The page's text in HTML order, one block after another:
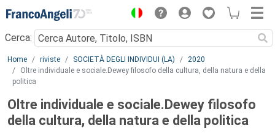
Menu
Cerca:
Main content
Home riviste SOCIETÀ DEGLI INDIVIDUI (LA)
2020
Oltre individuale e sociale.Dewey filosofo della cultura, della natura e della
politica
Oltre individuale e sociale.Dewey filosofo
della cultura, della natura e della politica